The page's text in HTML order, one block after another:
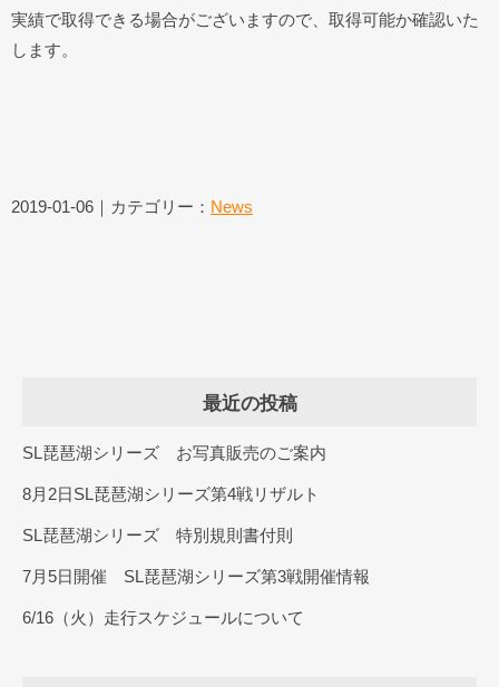
実績で取得できる場合がございますので、取得可能か確認いた
します。
2019-01-06｜カテゴリー： News
最近の投稿
SL琵琶湖シリーズ お写真販売のご案内
8月2日SL琵琶湖シリーズ第4戦リザルト
SL琵琶湖シリーズ 特別規則書付則
7月5日開催 SL琵琶湖シリーズ第3戦開催情報
6/16（火）走行スケジュールについて